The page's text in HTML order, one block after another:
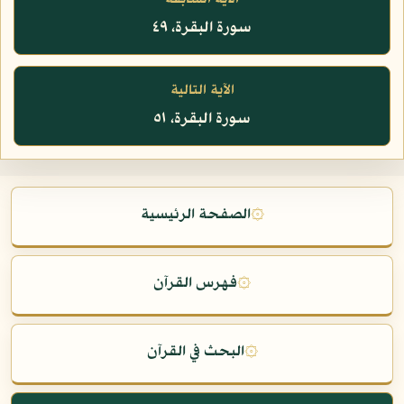
سورة البقرة، ٤٩
الآية التالية
سورة البقرة، ٥١
۞الصفحة الرئيسية
۞فهرس القرآن
۞البحث في القرآن